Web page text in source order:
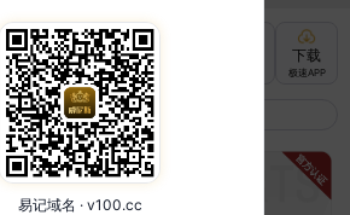
充值
快速到账
下载
极速APP
易记域名 · v100.cc